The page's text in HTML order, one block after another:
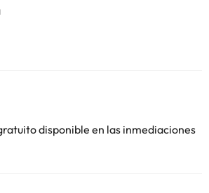
disponible en las inmediaciones